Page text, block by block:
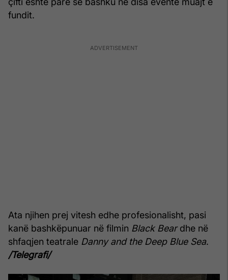
fundit.
Ata njihen prej vitesh edhe profesionalisht, pasi
kanë bashkëpunuar në filmin Black Beardhe në
shfaqjen teatrale Danny and the Deep Blue Sea.
/Telegrafi/